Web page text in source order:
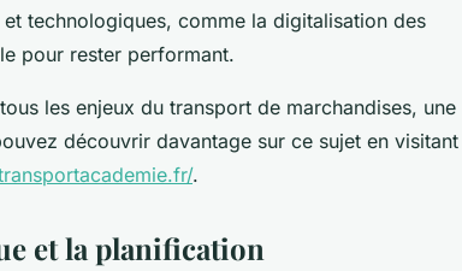
technologiques, comme la digitalisation des
pour rester performant.
les enjeux du transport de marchandises, une
découvrir davantage sur ce sujet en visitant
.
et la planification